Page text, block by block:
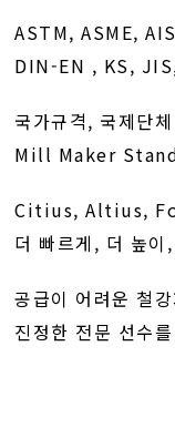
ASTM, ASME,
DIN-EN , KS,
국가규격, 국제단
Mill Maker
Citius, Altius,
더 빠르게, 더 높이
공급이 어려운 철
진정한 전문 선수